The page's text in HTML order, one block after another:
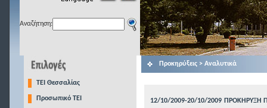
Αναζήτηση:
TEI Θεσσαλίας
Προσωπικό ΤΕΙ
Προκηρύξεις > Αναλυτικά
12/10/2009-20/10/2009 ΠΡΟΚΗΡΥΞΗ